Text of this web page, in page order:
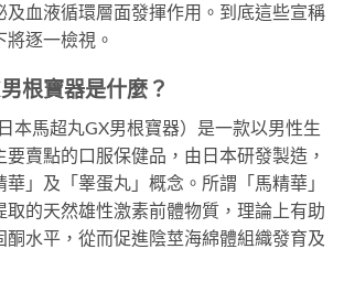
及血液循環層面發揮作用。到底這些宣稱
逐一檢視。
根寶器是什麼？
本馬超丸GX男根寶器）是一款以男性生
賣點的口服保健品，由日本研發製造，
」及「睾蛋丸」概念。所謂「馬精華」
取的天然雄性激素前體物質，理論上有助
酮水平，從而促進陰莖海綿體組織發育及